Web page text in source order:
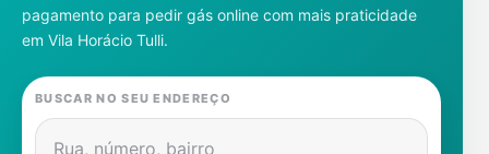
Cadastre-se
Gás
Contatos
pagamento para pedir gás online com mais praticidade
em Vila Horácio Tulli.
BUSCAR NO SEU ENDEREÇO
Rua, número, bairro